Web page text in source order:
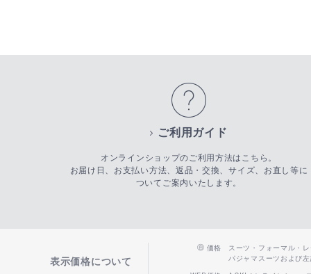
ご利用ガイド
オンラインショップのご利用方法はこちら。
お届け日、お支払い方法、返品・交換、サイズ、お直し等に
ついてご案内いたします。
表示価格について
価格
スーツ・フォーマル・
パジャマスーツおよび